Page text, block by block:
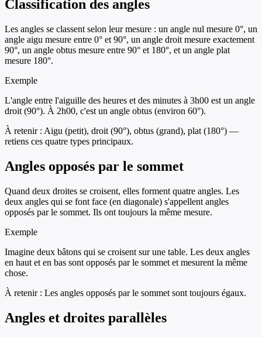
Classification des angles
Les angles se classent selon leur mesure : un angle nul mesure 0°, un
angle aigu mesure entre 0° et 90°, un angle droit mesure exactement
90°, un angle obtus mesure entre 90° et 180°, et un angle plat
mesure 180°.
Exemple
L'angle entre l'aiguille des heures et des minutes à 3h00 est un angle
droit (90°). À 2h00, c'est un angle obtus (environ 60°).
À retenir : Aigu (petit), droit (90°), obtus (grand), plat (180°) —
retiens ces quatre types principaux.
Angles opposés par le sommet
Quand deux droites se croisent, elles forment quatre angles. Les
deux angles qui se font face (en diagonale) s'appellent angles
opposés par le sommet. Ils ont toujours la même mesure.
Exemple
Imagine deux bâtons qui se croisent sur une table. Les deux angles
en haut et en bas sont opposés par le sommet et mesurent la même
chose.
À retenir : Les angles opposés par le sommet sont toujours égaux.
Angles et droites parallèles